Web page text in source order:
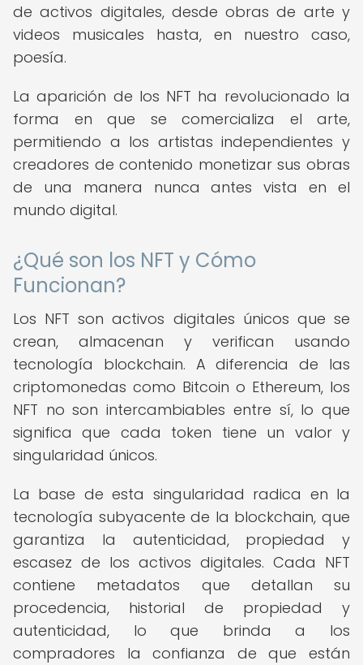
de activos digitales, desde obras de arte y
videos musicales hasta, en nuestro caso,
poesía.
La aparición de los NFT ha revolucionado la
forma en que se comercializa el arte,
permitiendo a los artistas independientes y
creadores de contenido monetizar sus obras
de una manera nunca antes vista en el
mundo digital.
¿Qué son los NFT y Cómo
Funcionan?
Los NFT son activos digitales únicos que se
crean, almacenan y verifican usando
tecnología blockchain. A diferencia de las
criptomonedas como Bitcoin o Ethereum, los
NFT no son intercambiables entre sí, lo que
significa que cada token tiene un valor y
singularidad únicos.
La base de esta singularidad radica en la
tecnología subyacente de la blockchain, que
garantiza la autenticidad, propiedad y
escasez de los activos digitales. Cada NFT
contiene metadatos que detallan su
procedencia, historial de propiedad y
autenticidad, lo que brinda a los
compradores la confianza de que están